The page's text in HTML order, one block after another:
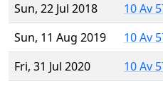
Sun, 22 Jul 2018
10 Av
Sun, 11 Aug 2019
10 Av
Fri, 31 Jul 2020
10 Av